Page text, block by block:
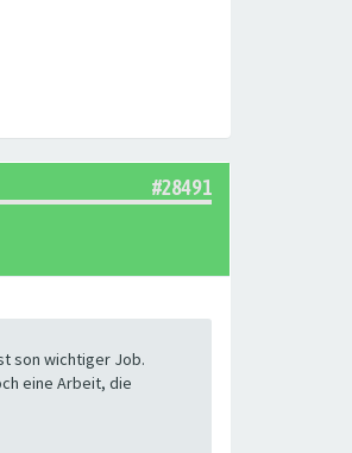
#28491
son wichtiger Job.
eine Arbeit, die